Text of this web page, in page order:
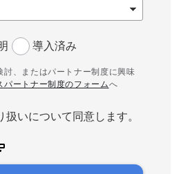
導入済み
、またはパートナー制度に興味
パートナー制度のフォームへ
いについて同意します。